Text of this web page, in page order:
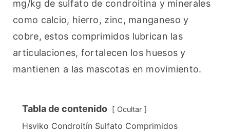
mg/kg de sulfato de condroitina y minerales
como calcio, hierro, zinc, manganeso y
cobre, estos comprimidos lubrican las
articulaciones, fortalecen los huesos y
mantienen a las mascotas en movimiento.
Tabla de contenido Ocultar
Hsviko Condroitín Sulfato Comprimidos